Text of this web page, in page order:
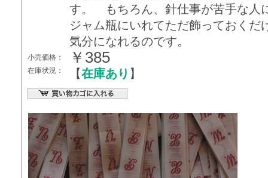
す。 もちろん、針仕事が苦手な人
ジャム瓶にいれてただ飾っておく
気分になれるのです。
小売価格： ￥385
在庫状況： 【在庫あり 】